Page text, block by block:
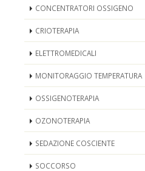
CONCENTRATORI OSSIGENO
CRIOTERAPIA
ELETTROMEDICALI
MONITORAGGIO TEMPERATURA
OSSIGENOTERAPIA
OZONOTERAPIA
SEDAZIONE COSCIENTE
SOCCORSO